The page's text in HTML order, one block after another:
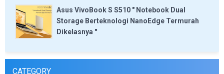
Asus VivoBook S S510 " Notebook Dual
Storage Berteknologi NanoEdge Termurah
Dikelasnya "
CATEGORY